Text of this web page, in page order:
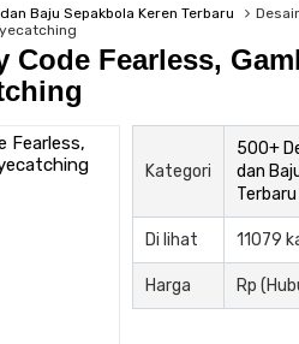
Baju Sepakbola Keren Terbaru
Code Fearless,
Kategori
500+
dan
Terbaru
Di lihat 11079
Harga Rp